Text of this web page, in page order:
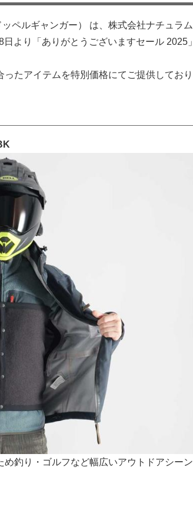
ペルギャンガー） は、株式会社ナチュラム
より「ありがとうございますセール 2025」
たアイテムを特別価格にてご提供しており
釣り・ゴルフなど幅広いアウトドアシーン